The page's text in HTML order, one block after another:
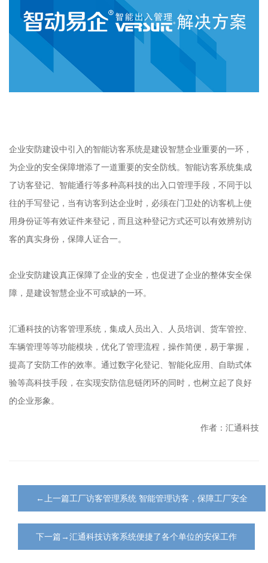
企业安防建设中引入的智能访客系统是建设智慧企业重要的一环，
为企业的安全保障增添了一道重要的安全防线。智能访客系统集成
了访客登记、智能通行等多种高科技的出入口管理手段，不同于以
往的手写登记，当有访客到达企业时，必须在门卫处的访客机上使
用身份证等有效证件来登记，而且这种登记方式还可以有效辨别访
客的真实身份，保障人证合一。
企业安防建设真正保障了企业的安全，也促进了企业的整体安全保
障，是建设智慧企业不可或缺的一环。
汇通科技的访客管理系统，集成人员出入、人员培训、货车管控、
车辆管理等等功能模块，优化了管理流程，操作简便，易于掌握，
提高了安防工作的效率。通过数字化登记、智能化应用、自助式体
验等高科技手段，在实现安防信息链闭环的同时，也树立起了良好
的企业形象。
作者：汇通科技
←上一篇工厂访客管理系统 智能管理访客，保障工厂安全
下一篇→汇通科技访客系统便捷了各个单位的安保工作